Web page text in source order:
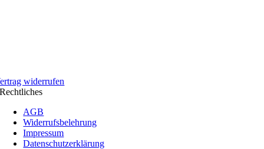
widerrufen
Rechtliches
AGB
Widerrufsbelehrung
Impressum
Datenschutzerklärung